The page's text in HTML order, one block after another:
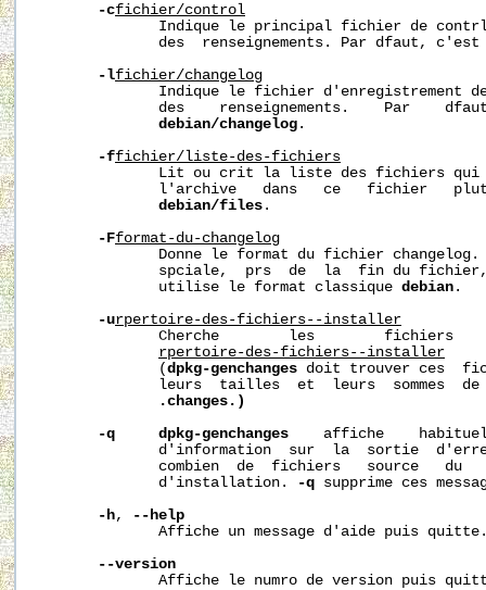
-cfichier/control
Indique le principal fichier de
des  renseignements. Par dfaut,
-lfichier/changelog
Indique le fichier d'enregistrement
des    renseignements.    Par
debian/changelog .
-ffichier/liste-des-fichiers
Lit ou crit la liste des fichiers
l'archive   dans   ce   fichier
debian/files .
-Fformat-du-changelog
Donne le format du fichier
spciale,  prs  de  la  fin du
              utilise le format classique
debian .
-urpertoire-des-fichiers--installer
Cherche        les        fichiers
rpertoire-des-fichiers--installer
              (
dpkg-genchanges doit trouver ces
leurs  tailles  et  leurs  sommes
.changes.)
-q
dpkg-genchanges
affiche
d'information  sur  la  sortie
combien  de  fichiers   source   du
              d'installation.
-q supprime ces
-h,
--help
Affiche un message d'aide puis
--version
Affiche le numro de version puis